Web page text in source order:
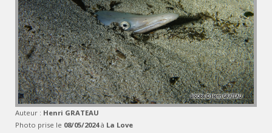
Auteur : Henri GRATEAU
Photo prise le 08/05/2024à La Love